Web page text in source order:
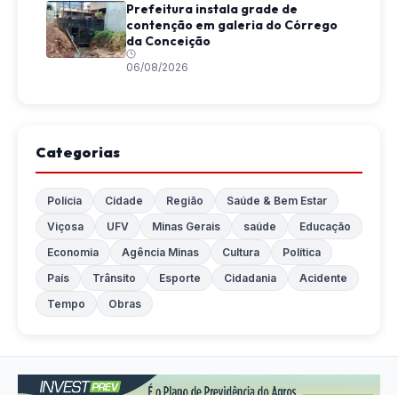
Prefeitura instala grade de
contenção em galeria do Córrego
da Conceição
06/08/2026
Categorias
Polícia Cidade Região
Saúde & Bem Estar
Viçosa
UFV Minas Gerais saúde
Educação
Economia
Agência Minas Cultura
Política
País
Trânsito Esporte Cidadania
Acidente
Tempo
Obras